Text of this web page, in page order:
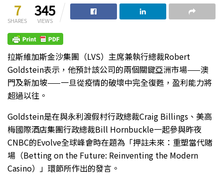
7
SHARES
345
VIEWS
拉斯維加斯金沙集團（LVS）主席兼執行總裁Robert
Goldstein表示，他預計該公司的兩個關鍵亞洲市場——澳
門及新加坡——一旦從疫情的破壞中完全復甦，盈利能力將
超過以往。
Goldstein是在與永利渡假村行政總裁Craig Billings、美高
梅國際酒店集團行政總裁Bill Hornbuckle一起參與昨夜
CNBC的Evolve全球峰會時在題為「押註未來：重塑當代賭
場（Betting on the Future: Reinventing the Modern
Casino）」環節所作出的發言。